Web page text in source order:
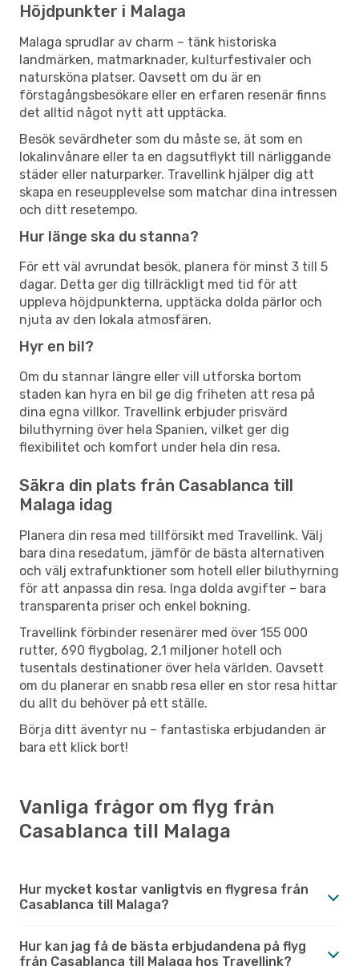
Höjdpunkter i Malaga
Malaga sprudlar av charm – tänk historiska
landmärken, matmarknader, kulturfestivaler och
natursköna platser. Oavsett om du är en
förstagångsbesökare eller en erfaren resenär finns
det alltid något nytt att upptäcka.
Besök sevärdheter som du måste se, ät som en
lokalinvånare eller ta en dagsutflykt till närliggande
städer eller naturparker. Travellink hjälper dig att
skapa en reseupplevelse som matchar dina intressen
och ditt resetempo.
Hur länge ska du stanna?
För ett väl avrundat besök, planera för minst 3 till 5
dagar. Detta ger dig tillräckligt med tid för att
uppleva höjdpunkterna, upptäcka dolda pärlor och
njuta av den lokala atmosfären.
Hyr en bil?
Om du stannar längre eller vill utforska bortom
staden kan hyra en bil ge dig friheten att resa på
dina egna villkor. Travellink erbjuder prisvärd
biluthyrning över hela Spanien, vilket ger dig
flexibilitet och komfort under hela din resa.
Säkra din plats från Casablanca till
Malaga idag
Planera din resa med tillförsikt med Travellink. Välj
bara dina resedatum, jämför de bästa alternativen
och välj extrafunktioner som hotell eller biluthyrning
för att anpassa din resa. Inga dolda avgifter – bara
transparenta priser och enkel bokning.
Travellink förbinder resenärer med över 155 000
rutter, 690 flygbolag, 2,1 miljoner hotell och
tusentals destinationer över hela världen. Oavsett
om du planerar en snabb resa eller en stor resa hittar
du allt du behöver på ett ställe.
Börja ditt äventyr nu – fantastiska erbjudanden är
bara ett klick bort!
Vanliga frågor om flyg från
Casablanca till Malaga
Hur mycket kostar vanligtvis en flygresa från
Casablanca till Malaga?
Hur kan jag få de bästa erbjudandena på flyg
från Casablanca till Malaga hos Travellink?